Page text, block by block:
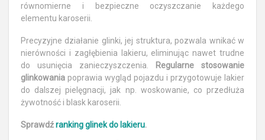
równomierne i bezpieczne oczyszczanie każdego
elementu karoserii.
Precyzyjne działanie glinki, jej struktura, pozwala wnikać w
nierówności i zagłębienia lakieru, eliminując nawet trudne
do usunięcia zanieczyszczenia.
Regularne stosowanie
glinkowania poprawia wygląd pojazdu i przygotowuje lakier
do dalszej pielęgnacji, jak np. woskowanie, co przedłuża
żywotność i blask karoserii.
Sprawdźranking glinek do lakieru.